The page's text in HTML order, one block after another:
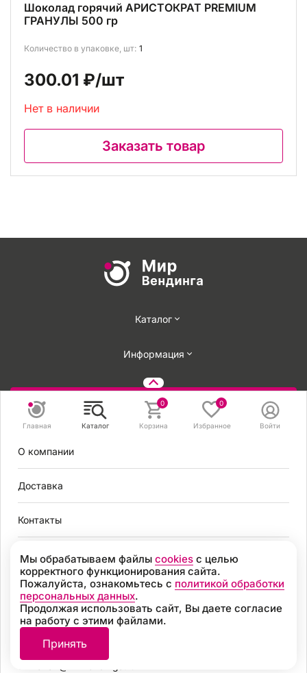
Главная Каталог
0
Корзина
0
Избранное Войти
О компании
Доставка
Контакты
Условия оплаты
Москва
8 495 131 56 78
8 800 301 56 78
Шоколад горячий АРИСТОКРАТ PREMIUM
ГРАНУЛЫ 500 гр
Количество в упаковке, шт: 1
300.01 ₽/шт
Нет в наличии
Заказать товар
Мы обрабатываем файлы cookies с целью
корректного функционирования сайта.
Пожалуйста, ознакомьтесь с политикой обработки
персональных данных.
Продолжая использовать сайт, Вы даете согласие
на работу с этими файлами.
Принять
Каталог
Информация
Задать вопрос
Политика обработки персональных данных
Согласие на получение рекламных рассылок
Пользовательское соглашение
Политика обработки файлов cookie
Разработка
© 2026, «МИР ВЕНДИНГА» Все права защищены